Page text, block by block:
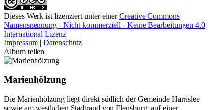
Dieses Werk ist lizenziert unter einerCreative Commons
Namensnennung - Nicht kommerziell - Keine Bearbeitungen 4.0
International Lizenz
Impressum | Datenschutz
Album teilen
Marienhölzung
Die Marienhölzung liegt direkt südlich der Gemeinde Harrislee
sowie am westlichen Stadtrand von Flensburg, auf einer